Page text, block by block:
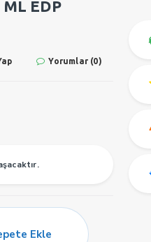
EDP
Yorumlar (0)
Ekle